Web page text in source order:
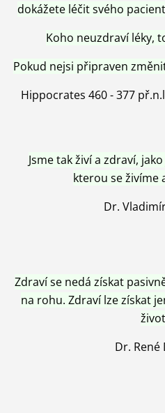
dokážete léčit svého
Koho neuzdraví léky,
Pokud nejsi připraven
Hippocrates 460 - 377
Jsme tak živí a zdraví,
kterou se živíme
Dr.
Zdraví se nedá získat
na rohu. Zdraví lze získat
Dr. René